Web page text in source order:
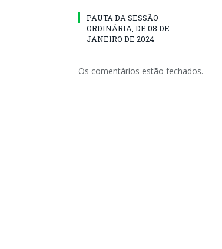
PAUTA DA SESSÃO
ORDINÁRIA, DE 08 DE
JANEIRO DE 2024
Os comentários estão fechados.